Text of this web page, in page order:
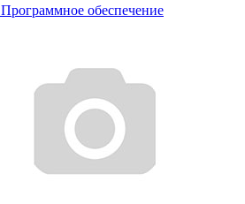
Программное обеспечение